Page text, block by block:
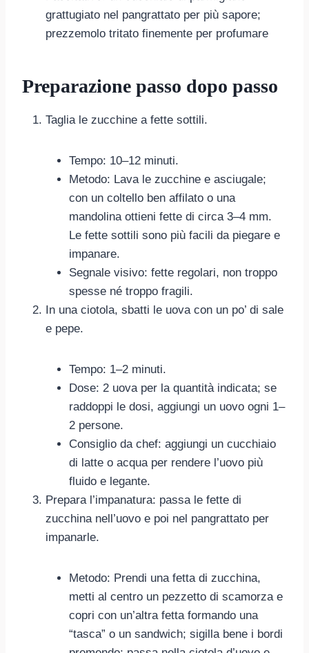
grattugiato nel pangrattato per più sapore;
prezzemolo tritato finemente per profumare
Preparazione passo dopo passo
Taglia le zucchine a fette sottili.
Tempo: 10–12 minuti.
Metodo: Lava le zucchine e asciugale;
con un coltello ben affilato o una
mandolina ottieni fette di circa 3–4 mm.
Le fette sottili sono più facili da piegare e
impanare.
Segnale visivo: fette regolari, non troppo
spesse né troppo fragili.
In una ciotola, sbatti le uova con un po’ di sale
e pepe.
Tempo: 1–2 minuti.
Dose: 2 uova per la quantità indicata; se
raddoppi le dosi, aggiungi un uovo ogni 1–
2 persone.
Consiglio da chef: aggiungi un cucchiaio
di latte o acqua per rendere l’uovo più
fluido e legante.
Prepara l’impanatura: passa le fette di
zucchina nell’uovo e poi nel pangrattato per
impanarle.
Metodo: Prendi una fetta di zucchina,
metti al centro un pezzetto di scamorza e
copri con un’altra fetta formando una
“tasca” o un sandwich; sigilla bene i bordi